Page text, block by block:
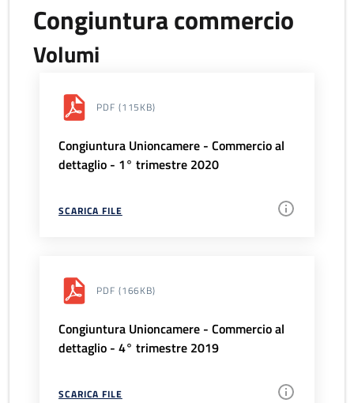
Congiuntura commercio
Volumi
PDF (115KB)
Congiuntura Unioncamere - Commercio al
dettaglio - 1° trimestre 2020
SCARICA FILE
PDF (166KB)
Congiuntura Unioncamere - Commercio al
dettaglio - 4° trimestre 2019
SCARICA FILE